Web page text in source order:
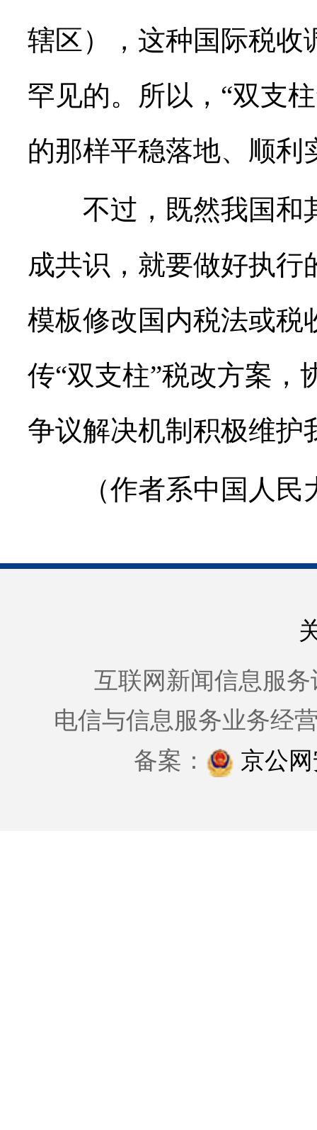
辖区），这种国际税收
罕见的。所以，“双支
的那样平稳落地、顺利
不过，既然我国和
成共识，就要做好执
模板修改国内税法或税
传“双支柱”税改方案，
争议解决机制积极维护
（作者系中国人民
互联网新闻信息服务
电信与信息服务业务经
备案：
京公网